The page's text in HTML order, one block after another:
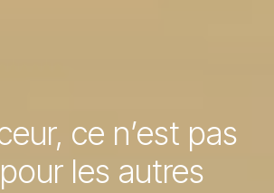
ce n’est pas
les autres